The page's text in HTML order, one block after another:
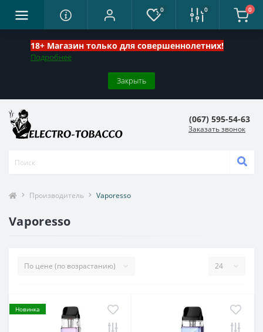
18+ Магазин только для совершеннолетних!
Подробнее
Закрыть
0 0 0
(067) 595-54-63
Заказать звонок
Производитель Vaporesso
Vaporesso
Новинка